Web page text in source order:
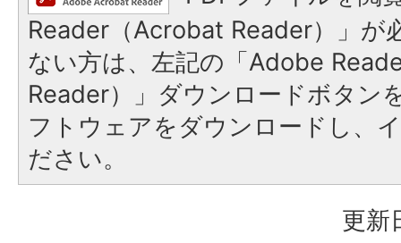
Reader（Acrobat Reader）」が
ない方は、左記の「Adobe
Reader）」ダウンロードボタン
フトウェアをダウンロードし、
ださい。
更新